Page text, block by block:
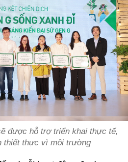
được hỗ trợ triển khai thực tế,
thiết thực vì môi trường